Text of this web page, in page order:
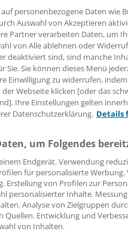
haben etwa zwei
teilt das
mit. Die Ausschläge
der Brille auf, aber
um die Augenlider sind
entstehen sie durch
enthalten. Allergiker
Materialien achten.
personenbezogene Daten wie
Auswahl von Akzeptieren
Partner verarbeiten Daten, um
von Alle ablehnen oder
deaktiviert sind, sind manche
Sie können dieses Menü
Einwilligung zu widerrufen, indem
Webseite klicken [oder das
Ihre Einstellungen gelten
Datenschutzerklärung. Details
um Folgendes
Endgerät. Verwendung
für personalisierte
Erstellung von Profilen zur
personalisierter Inhalte.
Analyse von Zielgruppen
Entwicklung und
von Inhalten.